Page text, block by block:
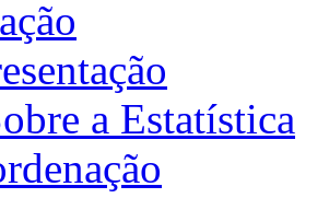
a Estatística